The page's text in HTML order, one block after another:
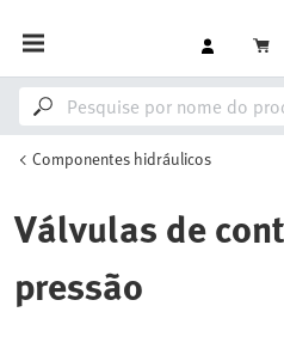
Componentes hidráulicos
Válvulas de
pressão